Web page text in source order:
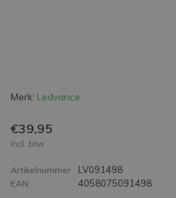
Merk: Ledvance
€39,95
Incl. btw
Artikelnummer LV091498
EAN 4058075091498